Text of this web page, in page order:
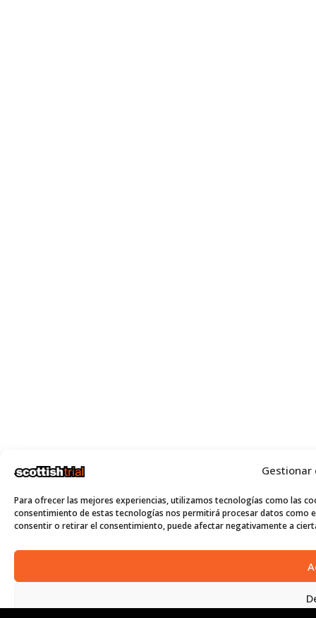
Para ofrecer las mejores experiencias, utilizamos tecnologías como las
consentimiento de estas tecnologías nos permitirá procesar datos como
consentir o retirar el consentimiento, puede afectar negativamente a